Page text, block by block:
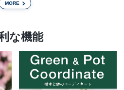
MORE
な機能